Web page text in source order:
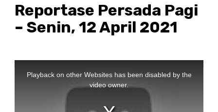
Reportase Persada Pagi
– Senin, 12 April 2021